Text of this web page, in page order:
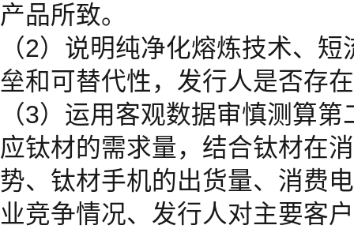
产品所致。
（2）说明纯净化熔炼技术、
垒和可替代性，发行人是否存
（3）运用客观数据审慎测算
应钛材的需求量，结合钛材在
势、钛材手机的出货量、消费
业竞争情况、发行人对主要客